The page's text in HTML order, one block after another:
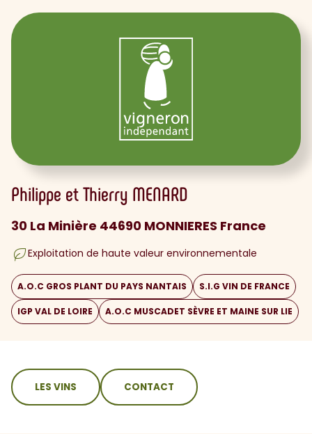
Philippe et Thierry MENARD
30 La Minière 44690 MONNIERES France
Exploitation de haute valeur environnementale
A.O.C GROS PLANT DU PAYS NANTAIS S.I.G VIN DE FRANCE
IGP VAL DE LOIRE A.O.C MUSCADET SÈVRE ET MAINE SUR LIE
sommaire
LES VINS CONTACT